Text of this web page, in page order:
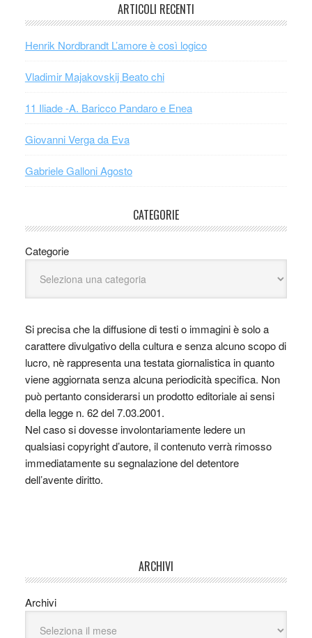
ARTICOLI RECENTI
Henrik Nordbrandt L’amore è così logico
Vladimir Majakovskij Beato chi
11 Iliade -A. Baricco Pandaro e Enea
Giovanni Verga da Eva
Gabriele Galloni Agosto
CATEGORIE
Categorie
Si precisa che la diffusione di testi o immagini è solo a
carattere divulgativo della cultura e senza alcuno scopo di
lucro, nè rappresenta una testata giornalistica in quanto
viene aggiornata senza alcuna periodicità specifica. Non
può pertanto considerarsi un prodotto editoriale ai sensi
della legge n. 62 del 7.03.2001.
Nel caso si dovesse involontariamente ledere un
qualsiasi copyright d’autore, il contenuto verrà rimosso
immediatamente su segnalazione del detentore
dell’avente diritto.
ARCHIVI
Archivi